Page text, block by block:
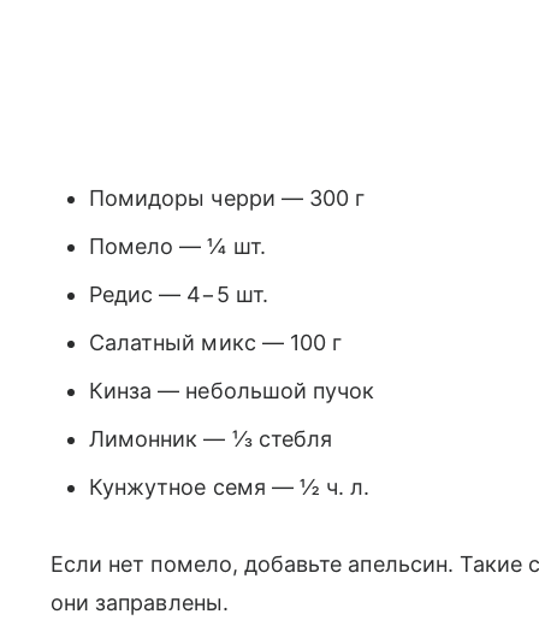
Помидоры черри — 300 г
Помело — ¼ шт.
Редис — 4−5 шт.
Салатный микс — 100 г
Кинза — небольшой пучок
Лимонник — ⅓ стебля
Кунжутное семя — ½ ч. л.
Если нет помело, добавьте апельсин. Такие
они заправлены.